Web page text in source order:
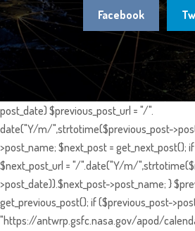
Facebook
post_date) $previous_post_url = "/".
date("Y/m/",strtotime($previous_post-
>post_name; $next_post = get_next_post();
$next_post_url = "/".date("Y/m/
>post_date)).$next_post->post_name; }
get_previous_post(); if ($previous_post-
"https://antwrp.gsfc.nasa.gov/apod/